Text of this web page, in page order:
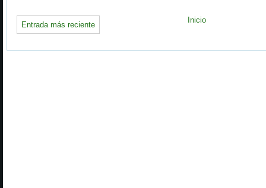
Entrada más reciente
Inicio